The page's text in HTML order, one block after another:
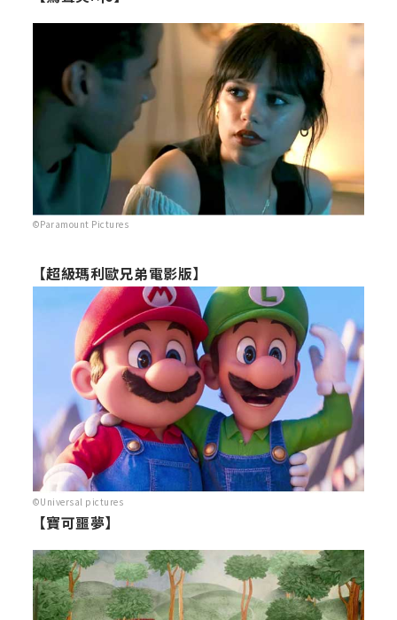
©Paramount Pictures
【超級瑪利歐兄弟電影版】
©Universal pictures
【寶可噩夢】